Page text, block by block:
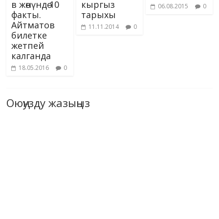
в жөнүндө 10
факты.
Айтматов
билетке
жетпей
калганда
18.05.2016 0
кыргыз
тарыхы
11.11.2014 0
06.08.2015 0
Оюңузду жазыңыз